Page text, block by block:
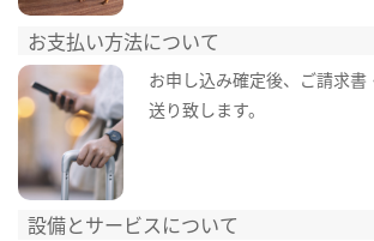
お支払い方法について
お申し込み確定後、ご請求書
送り致します。
設備とサービスについて